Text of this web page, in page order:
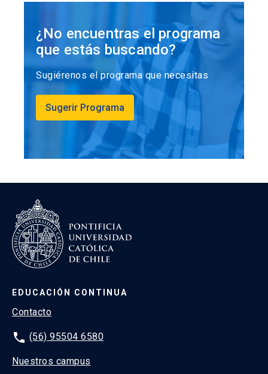
¿No encuentras el programa
que estás buscando?
Sugiérenos el programa que necesitas
Sugerir Programa
EDUCACIÓN CONTINUA
Contacto
phone (56) 95504 6580
Nuestros campus